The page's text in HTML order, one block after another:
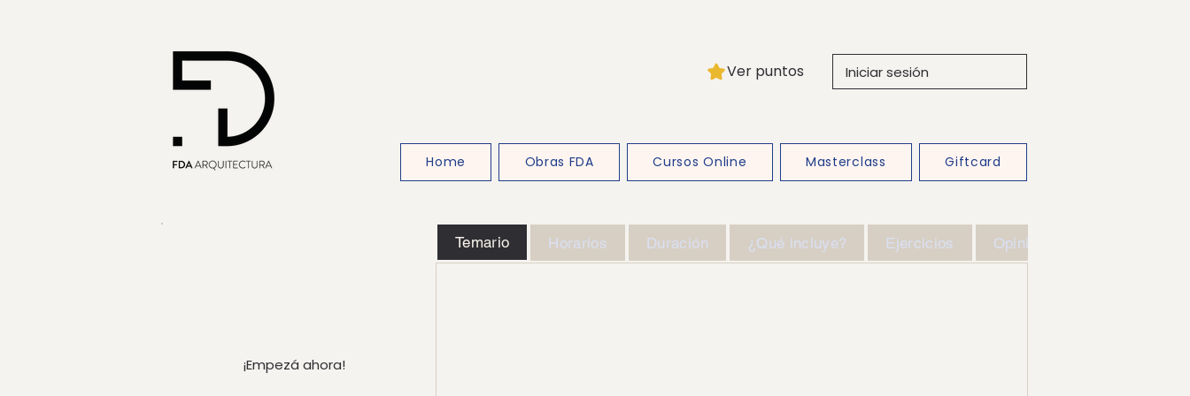
Ver puntos Iniciar sesión
Home Obras FDA Cursos Online Masterclass Giftcard
¡Empezá ahora!
Temario Horarios Duración ¿Qué incluye? Ejercicios Opiniones